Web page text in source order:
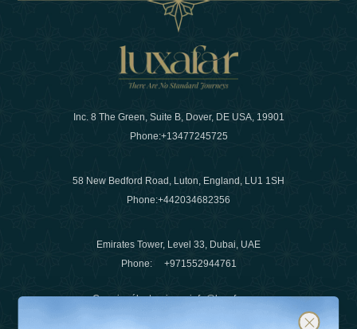
Inc. 8 The Green, Suite B, Dover, DE USA, 19901
Phone:+13477245725
58 New Bedford Road, Luton, England, LU1 1SH
Phone:+442034682356
Emirates Tower, Level 33, Dubai, UAE
Phone: +971552944761
Courrier électronique:info@luxafar.com
Souhaitez-vous en savoir plus sur les dernières
Abonnez-vous à notre newsletter et restez informé